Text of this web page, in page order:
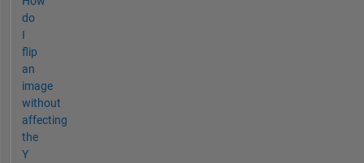
do
I
flip
an
image
without
affecting
the
Y